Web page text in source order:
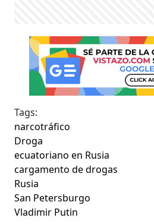
Tags:
narcotráfico
Droga
ecuatoriano en Rusia
cargamento de drogas
Rusia
San Petersburgo
Vladimir Putin